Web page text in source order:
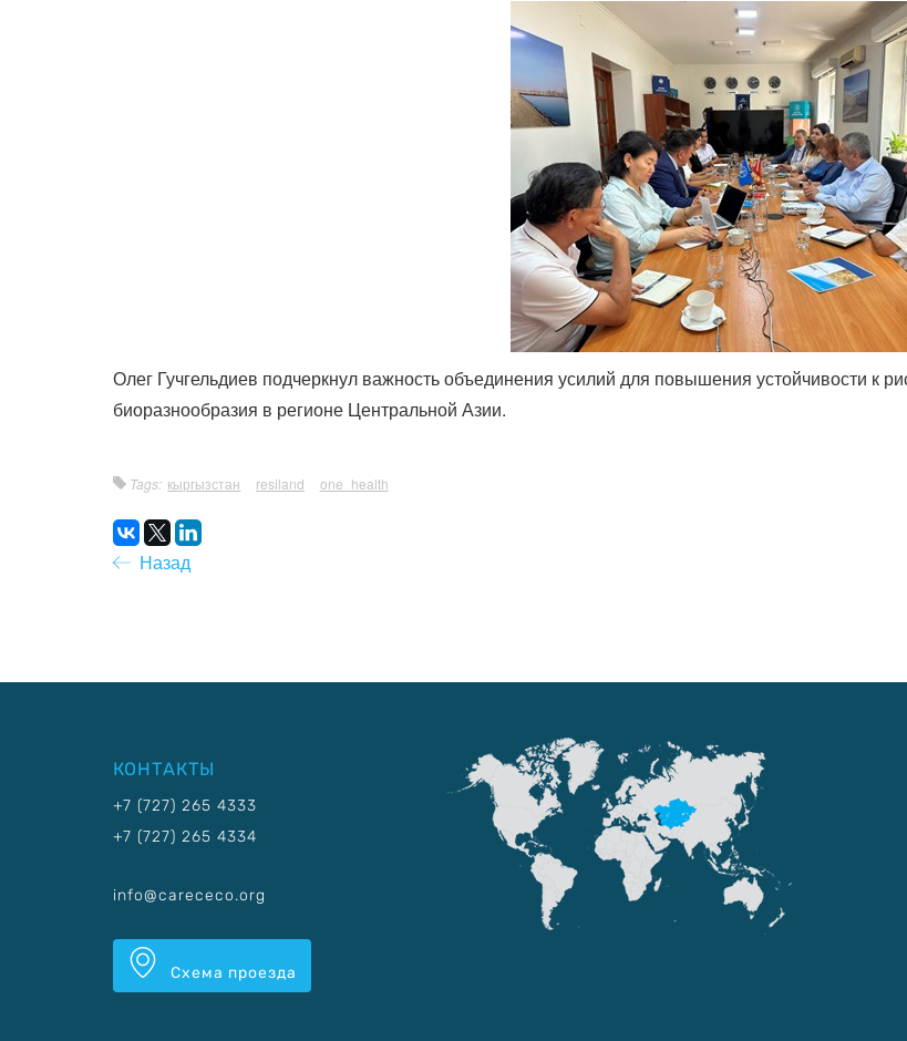
Олег Гучгельдиев подчеркнул важность объединения усилий для повышения устойчивости к
биоразнообразия в регионе Центральной Азии.
Tags: кыргызстан resiland one_health
Назад
КОНТАКТЫ
+7 (727) 265 4333
+7 (727) 265 4334
info@carececo.org
Схема проезда